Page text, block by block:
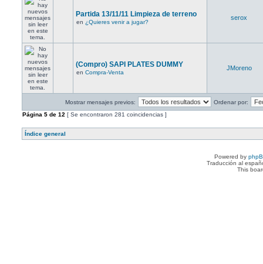
Partida 13/11/11 Limpieza de terreno
en ¿Quieres venir a jugar?
serox
(Compro) SAPI PLATES DUMMY
en Compra-Venta
JMoreno
Mostrar mensajes previos:
Ordenar por:
Página 5 de 12 [ Se encontraron 281 coincidencias ]
Índice general
Powered by
Traducción al
This